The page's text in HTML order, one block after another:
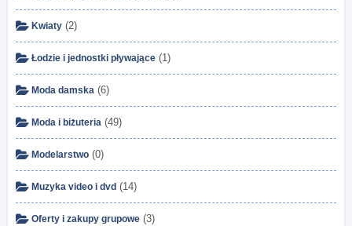
Kwiaty (2)
Łodzie i jednostki pływające (1)
Moda damska (6)
Moda i biżuteria (49)
Modelarstwo (0)
Muzyka video i dvd (14)
Oferty i zakupy grupowe (3)